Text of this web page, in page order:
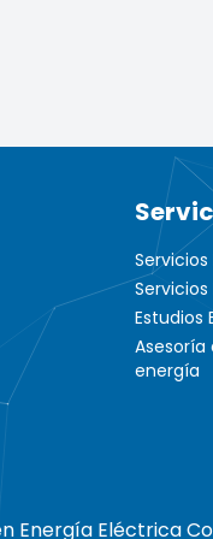
Servicios
Estudios
energía
Energía Eléctrica